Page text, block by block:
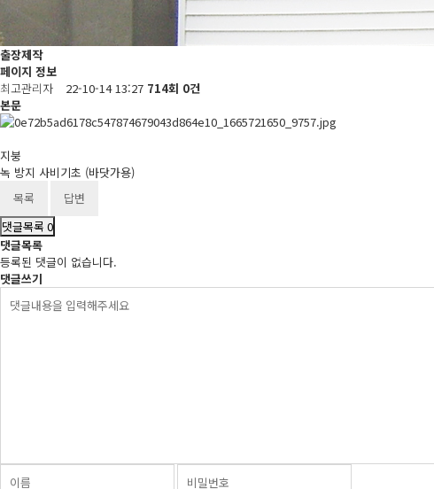
출장제작
페이지 정보
최고관리자
22-10-14 13:27 714회 0건
본문
지붕
녹 방지 사비기초 (바닷가용)
목록
답변
댓글목록 0
댓글목록
등록된 댓글이 없습니다.
댓글쓰기